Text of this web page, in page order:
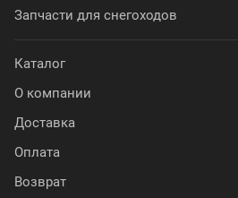
Запчасти для снегоходов
Каталог
О компании
Доставка
Оплата
Возврат